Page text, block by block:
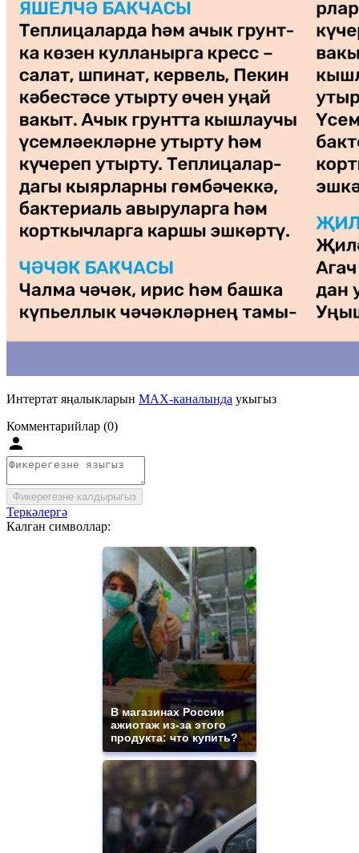
Интертат яңалыкларын MAX-каналында укыгыз
Комментарийлар (0)
Фикерегезне калдырыгыз
Теркәлергә
Калган символлар:
В магазинах России
ажиотаж из-за этого
продукта: что купить?